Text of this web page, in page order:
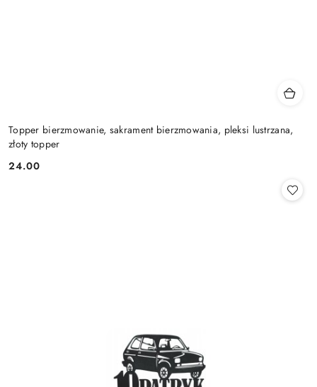
Topper bierzmowanie, sakrament bierzmowania, pleksi lustrzana,
złoty topper
Cena:
24.00